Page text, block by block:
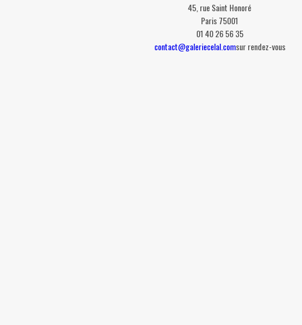
45, rue Saint Honoré
Paris 75001
01 40 26 56 35
contact@galeriecelal.comsur rendez-vous